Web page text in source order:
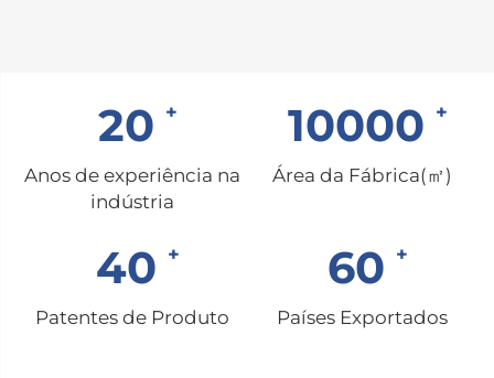
20
Anos de experiência na
indústria
10000
Área da Fábrica(㎡)
40
Patentes de Produto
60
Países Exportados